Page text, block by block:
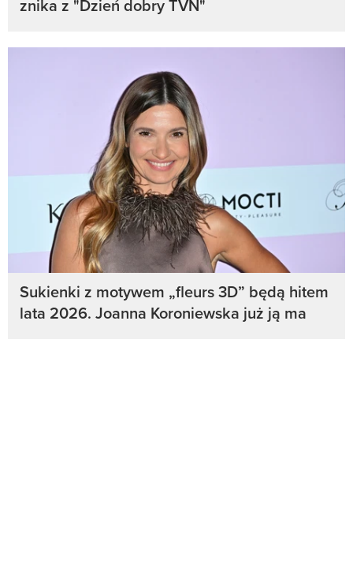
znika z "Dzień dobry TVN"
Sukienki z motywem „fleurs 3D” będą hitem
lata 2026. Joanna Koroniewska już ją ma